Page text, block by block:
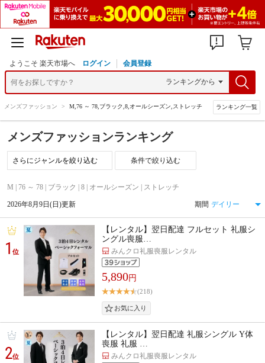
ようこそ 楽天市場へ ログイン 会員登録
メンズファッション > M,76 ～ 78,ブラック,8,オールシーズン,ストレッチ ランキング一覧
メンズファッションランキング
条件で絞り込む
M | 76 ～ 78 | ブラック | 8 | オールシーズン | ストレッチ
2026年8月9日(日)更新 期間
1位
【レンタル】翌日配達 フルセット 礼服シ
ングル喪服…
みんクロ礼服喪服レンタル
5,890円
(218)
2位
【レンタル】翌日配達 礼服シングル Y体
喪服 礼服 …
みんクロ礼服喪服レンタル